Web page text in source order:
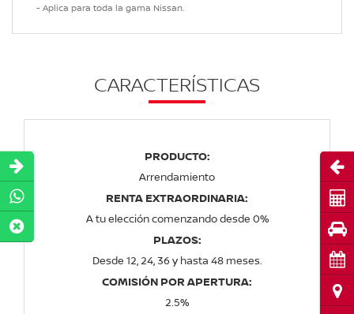
- Aplica para toda la gama Nissan.
CARACTERÍSTICAS
PRODUCTO:
Arrendamiento
RENTA EXTRAORDINARIA:
A tu elección comenzando desde 0%
PLAZOS:
Desde 12, 24, 36 y hasta 48 meses.
COMISIÓN POR APERTURA:
2.5%